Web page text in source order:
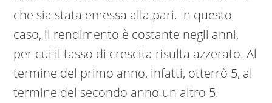
che sia stata emessa alla pari. In questo
caso, il rendimento è costante negli anni,
per cui il tasso di crescita risulta azzerato. Al
termine del primo anno, infatti, otterrò 5, al
termine del secondo anno un altro 5.